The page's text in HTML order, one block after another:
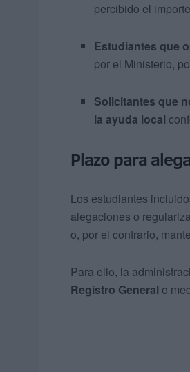
percibido el
Estudiantes que
por el Ministerio,
Solicitantes que
la ayuda local
Plazo para
Los estudiantes
alegaciones o
o, por el contrario,
Para ello, la
Registro General o